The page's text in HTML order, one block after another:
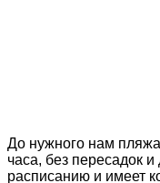
До нужного нам
часа, без пересадок
расписанию и имеет